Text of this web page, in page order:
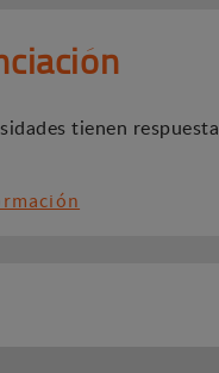
tienen respuesta